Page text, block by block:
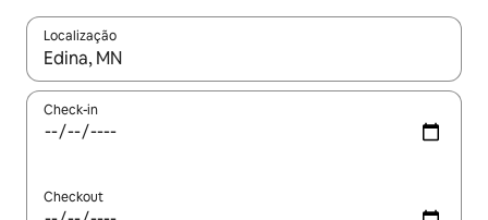
Localização
Quando os resultados estiverem disponíveis, explore-os
Check-in
Checkout